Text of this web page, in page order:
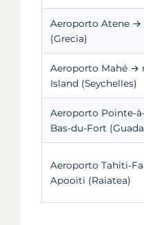
Aeroporto Atene →
(Grecia)
Aeroporto Mahé →
Island (Seychelles)
Aeroporto Pointe-
Bas-du-Fort
Aeroporto Tahiti-
Apooiti (Raiatea)